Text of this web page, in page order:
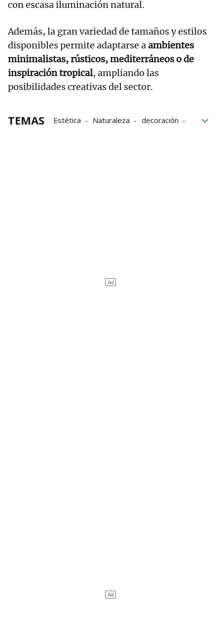
con escasa iluminación natural.
Además, la gran variedad de tamaños y estilos
disponibles permite adaptarse aambientes
minimalistas, rústicos, mediterráneos o de
inspiración tropical, ampliando las
posibilidades creativas del sector.
TEMAS Estética Naturaleza
decoración